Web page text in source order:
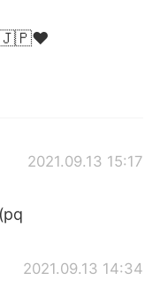
🇯🇵❤️
2021.09.13 15:17
2021.09.13 14:34